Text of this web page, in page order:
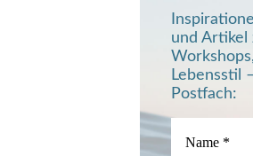
und Artikel
Lebensstil
Postfach: